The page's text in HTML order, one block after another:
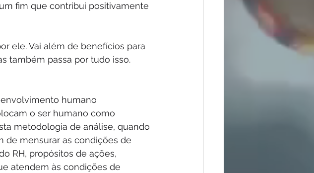
fim que contribui positivamente
ele. Vai além de benefícios para
também passa por tudo isso.
humano
o ser humano como
metodologia de análise, quando
de mensurar as condições de
RH, propósitos de ações,
atendem às condições de